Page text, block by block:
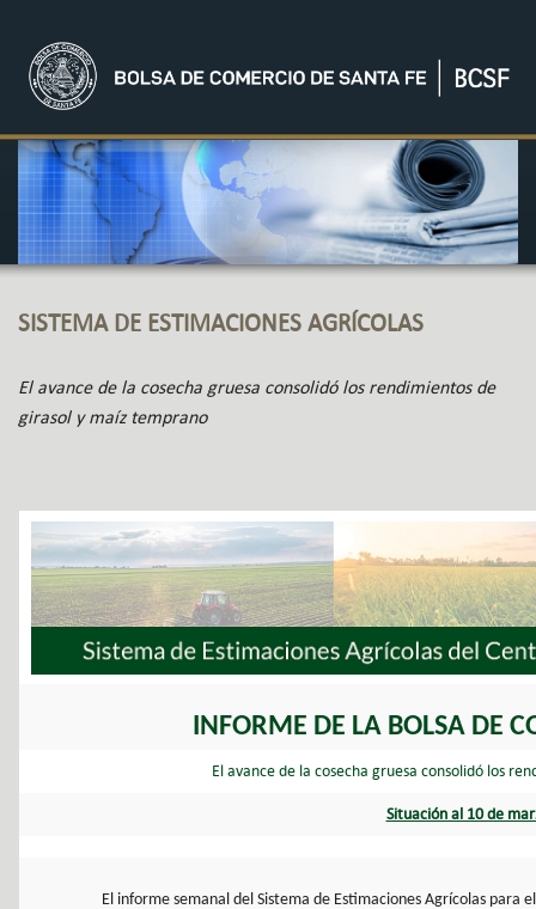
SISTEMA DE ESTIMACIONES AGRÍCOLAS
El avance de la cosecha gruesa consolidó los rendimientos de
girasol y maíz temprano
INFORME DE LA BOLSA DE
El avance de la cosecha gruesa consolidó los
Situación al 10 de
El informe semanal del Sistema de Estimaciones Agrícolas para